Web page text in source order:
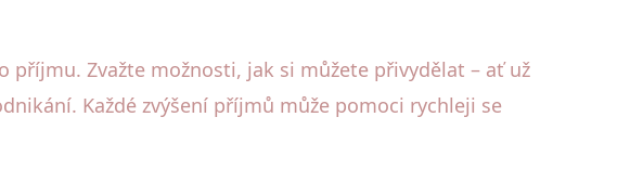
Zvažte možnosti, jak si můžete přivydělat – ať už
Každé zvýšení příjmů může pomoci rychleji se